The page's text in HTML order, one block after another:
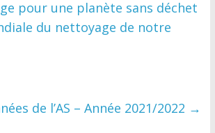
pour une planète sans déchet
du nettoyage de notre
de l’AS – Année 2021/2022 →